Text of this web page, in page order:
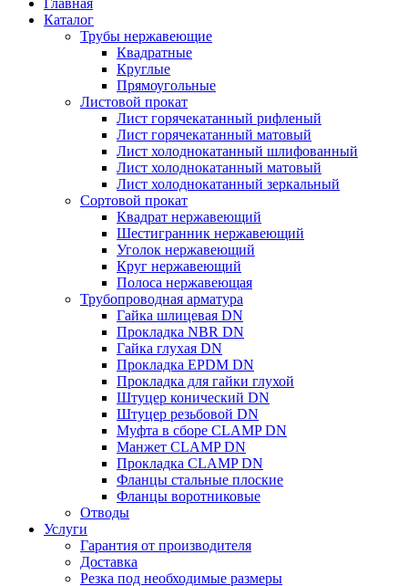
Главная
Каталог
Трубы нержавеющие
Квадратные
Круглые
Прямоугольные
Листовой прокат
Лист горячекатанный рифленый
Лист горячекатанный матовый
Лист холоднокатанный шлифованный
Лист холоднокатанный матовый
Лист холоднокатанный зеркальный
Сортовой прокат
Квадрат нержавеющий
Шестигранник нержавеющий
Уголок нержавеющий
Круг нержавеющий
Полоса нержавеющая
Трубопроводная арматура
Гайка шлицевая DN
Прокладка NBR DN
Гайка глухая DN
Прокладка EPDM DN
Прокладка для гайки глухой
Штуцер конический DN
Штуцер резьбовой DN
Муфта в сборе CLAMP DN
Манжет CLAMP DN
Прокладка CLAMP DN
Фланцы стальные плоские
Фланцы воротниковые
Отводы
Услуги
Гарантия от производителя
Доставка
Резка под необходимые размеры